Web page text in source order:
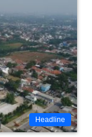
Headline